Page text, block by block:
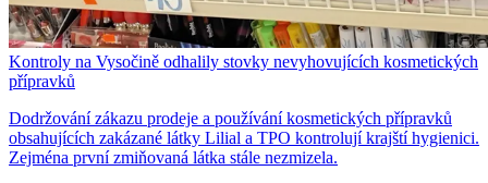
Kontroly na Vysočině odhalily stovky nevyhovujících kosmetických
přípravků
Dodržování zákazu prodeje a používání kosmetických přípravků
obsahujících zakázané látky Lilial a TPO kontrolují krajští hygienici.
Zejména první zmiňovaná látka stále nezmizela.